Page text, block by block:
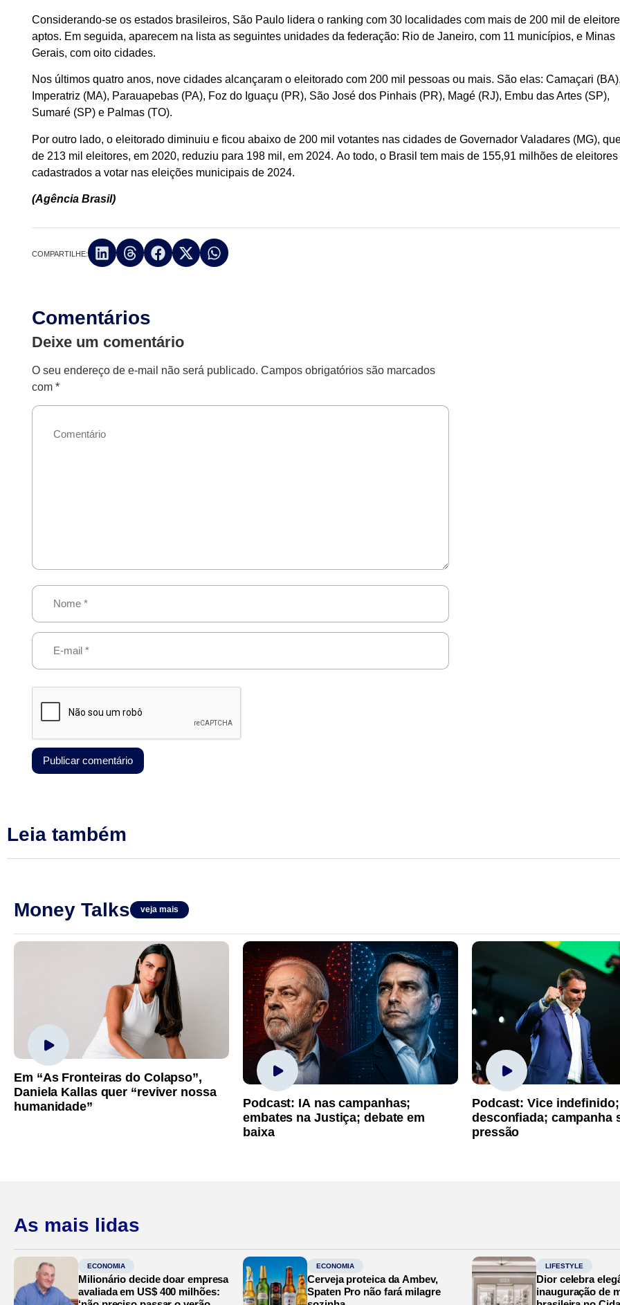
Considerando-se os estados brasileiros, São Paulo lidera o ranking com 30 localidades com mais de 200 mil de
aptos. Em seguida, aparecem na lista as seguintes unidades da federação: Rio de Janeiro, com 11 municípios, e Minas
Gerais, com oito cidades.
Nos últimos quatro anos, nove cidades alcançaram o eleitorado com 200 mil pessoas ou mais. São elas: Camaçari
Imperatriz (MA), Parauapebas (PA), Foz do Iguaçu (PR), São José dos Pinhais (PR), Magé (RJ), Embu das Artes (SP),
Sumaré (SP) e Palmas (TO).
Por outro lado, o eleitorado diminuiu e ficou abaixo de 200 mil votantes nas cidades de Governador Valadares (MG),
de 213 mil eleitores, em 2020, reduziu para 198 mil, em 2024. Ao todo, o Brasil tem mais de 155,91 milhões de eleitores
cadastrados a votar nas eleições municipais de 2024.
(Agência Brasil)
COMPARTILHE:
Comentários
Deixe um comentário
O seu endereço de e-mail não será publicado. Campos obrigatórios são marcados
com*
Leia também
Money Talks veja mais
Em “As Fronteiras do Colapso”,
Daniela Kallas quer “reviver nossa
humanidade”
Podcast: IA nas campanhas;
embates na Justiça; debate em
baixa
Podcast: Vice
desconfiada; campanha
pressão
As mais lidas
ECONOMIA
Milionário decide doar empresa
avaliada em US$ 400 milhões:
ECONOMIA
Cerveja proteica da Ambev,
Spaten Pro não fará milagre
LIFESTYLE
Dior celebra
inauguração de